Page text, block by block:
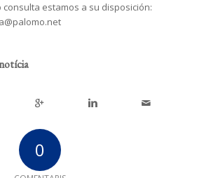
estamos a su disposición:
0